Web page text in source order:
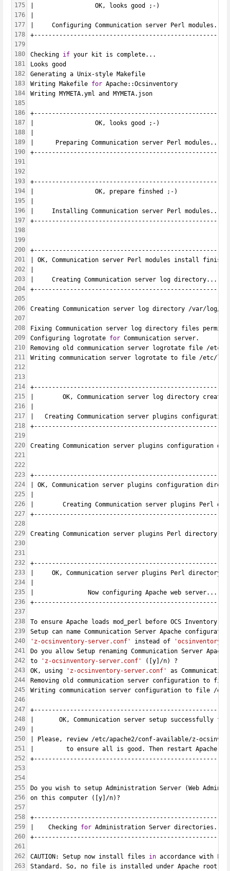
175
176
177
178
179
180
181
182
183
184
185
186
187
188
189
190
191
192
193
194
195
196
197
198
199
200
201
202
203
204
205
206
207
208
209
210
211
212
213
214
215
216
217
218
219
220
221
222
223
224
225
226
227
228
229
230
231
232
233
234
235
236
237
238
239
240
241
242
243
244
245
246
247
248
249
250
251
252
253
254
255
256
257
258
259
260
261
262
263
|                 OK, looks good ;-)
|     Configuring Communication server Perl
Checking if your kit is complete...
Looks good
Generating a Unix-style Makefile
Writing Makefile for Apache::Ocsinventory
Writing MYMETA.yml and MYMETA.json
|                 OK, looks good ;-)
|      Preparing Communication server Perl
|                 OK, prepare finshed ;-)
|     Installing Communication server Perl
| OK, Communication server Perl modules install
|     Creating Communication server log directory...
Creating Communication server log directory /var/log/
Fixing Communication server log directory files
Configuring logrotate for Communication server.
Removing old communication server logrotate file /etc/
Writing communication server logrotate to file /etc/
|        OK, Communication server log directory
|   Creating Communication server plugins
Creating Communication server plugins configuration
| OK, Communication server plugins configuration
|        Creating Communication server plugins Perl
Creating Communication server plugins Perl directory
|     OK, Communication server plugins Perl
|               Now configuring Apache web
To ensure Apache loads mod_perl before OCS Inventory
Setup can name Communication Server Apache
'z-ocsinventory-server.conf'
instead of
'ocsinventory-
Do you allow Setup renaming Communication Server
to
'z-ocsinventory-server.conf'
([y]/n) ?
OK, using
'z-ocsinventory-server.conf'
as
Removing old communication server configuration to
Writing communication server configuration to file /
|       OK, Communication server setup
| Please, review /etc/apache2/conf-available/z-
|         to ensure all is good. Then restart Apache
Do you wish to setup Administration Server (Web
on this computer ([y]/n)?
|    Checking for Administration Server
CAUTION: Setup now install files in accordance with
Standard. So, no file is installed under Apache root